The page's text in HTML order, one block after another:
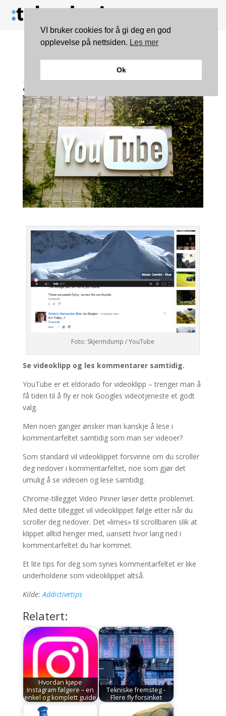
Dette Chrome-tillegget
gjør YouTube litt bedre
Foto: Skjermdump / YouTube
Se videoklipp og les kommentarer samtidig.
YouTube er et eldorado for videoklipp – trenger man å
få tiden til å fly er nok Googles videotjeneste et godt
valg.
Men noen ganger ønsker man kanskje å lese i
kommentarfeltet samtidig som man ser videoer?
Som standard vil videoklippet forsvinne om du scroller
deg nedover i kommentarfeltet, noe som gjør det
umulig å se videoen og lese samtidig.
Chrome-tillegget Video Pinner løser dette problemet.
Med dette tillegget vil videoklippet følge etter når du
scroller deg nedover. Det «limes» til scrollbaren slik at
klippet alltid henger med, uansett hvor lang ned i
kommentarfeltet du har kommet.
Et lite tips for deg som synes kommentarfeltet er like
underholdene som videoklippet altså.
Kilde:Addictivetips
Relatert:
Hvordan kjøpe
Instagram følgere – en
enkel og komplett guide
Tekniske fremsteg -
Flere fly forsinket
VI bruker cookies for å gi deg en god
opplevelse på nettsiden. Les mer
Ok